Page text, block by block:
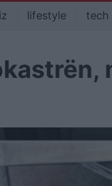
lifestyle tech